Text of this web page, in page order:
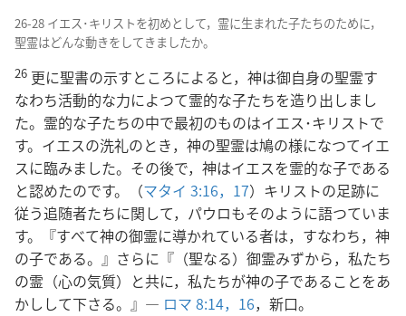
26-28 イエス･キリストを初めとして，霊に生まれた子たちのために，
聖霊はどんな動きをしてきましたか。
26 更に聖書の示すところによると，神は御自身の聖霊す
なわち活動的な力によつて霊的な子たちを造り出しまし
た。霊的な子たちの中で最初のものはイエス･キリストで
す。イエスの洗礼のとき，神の聖霊は鳩の様になつてイエ
スに臨みました。その後で，神はイエスを霊的な子である
と認めたのです。（マタイ 3:16，17）キリストの足跡に
従う追随者たちに関して，パウロもそのように語つていま
す。『すべて神の御霊に導かれている者は，すなわち，神
の子である。』さらに『（聖なる）御霊みずから，私たち
の霊（心の気質）と共に，私たちが神の子であることをあ
かしして下さる。』― ロマ 8:14， 16，新口。